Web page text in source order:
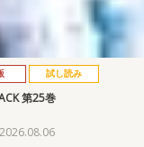
試し読み
第25巻